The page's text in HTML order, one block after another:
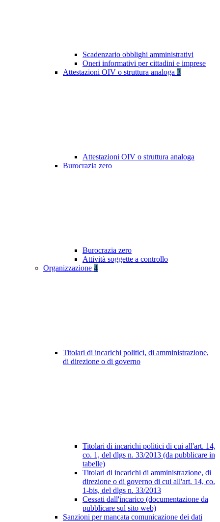
Scadenzario obblighi amministrativi
Oneri informativi per cittadini e imprese
Attestazioni OIV o struttura analoga 3
Attestazioni OIV o struttura analoga
Burocrazia zero
Burocrazia zero
Attività soggette a controllo
Organizzazione 4
Titolari di incarichi politici, di amministrazione,
di direzione o di governo
Titolari di incarichi politici di cui all'art. 14,
co. 1, del dlgs n. 33/2013 (da pubblicare in
tabelle)
Titolari di incarichi di amministrazione, di
direzione o di governo di cui all'art. 14, co.
1-bis, del dlgs n. 33/2013
Cessati dall'incarico (documentazione da
pubblicare sul sito web)
Sanzioni per mancata comunicazione dei dati